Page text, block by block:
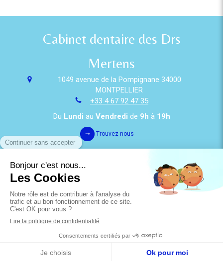
Cabinet dentaire des Drs
Mertens
1049 avenue de la Pompignane 34000
MONTPELLIER
+33 4 67 92 47 35
Du Lundi au Vendredi de 9h à 19h
Trouvez nous
Politique de confidentialité et charte cookie
Conditions Générales Utilisation
Charte déontologique
Ordre national
Annuaires chirurgiens dentistes
Création par